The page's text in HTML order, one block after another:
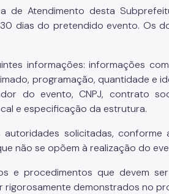
de Atendimento desta
dias do pretendido evento. Os
informações: informações
programação, quantidade e
do evento, CNPJ, contrato
e especificação da estrutura.
solicitadas, conforme
não se opõem à realização do
e procedimentos que devem
demonstrados no